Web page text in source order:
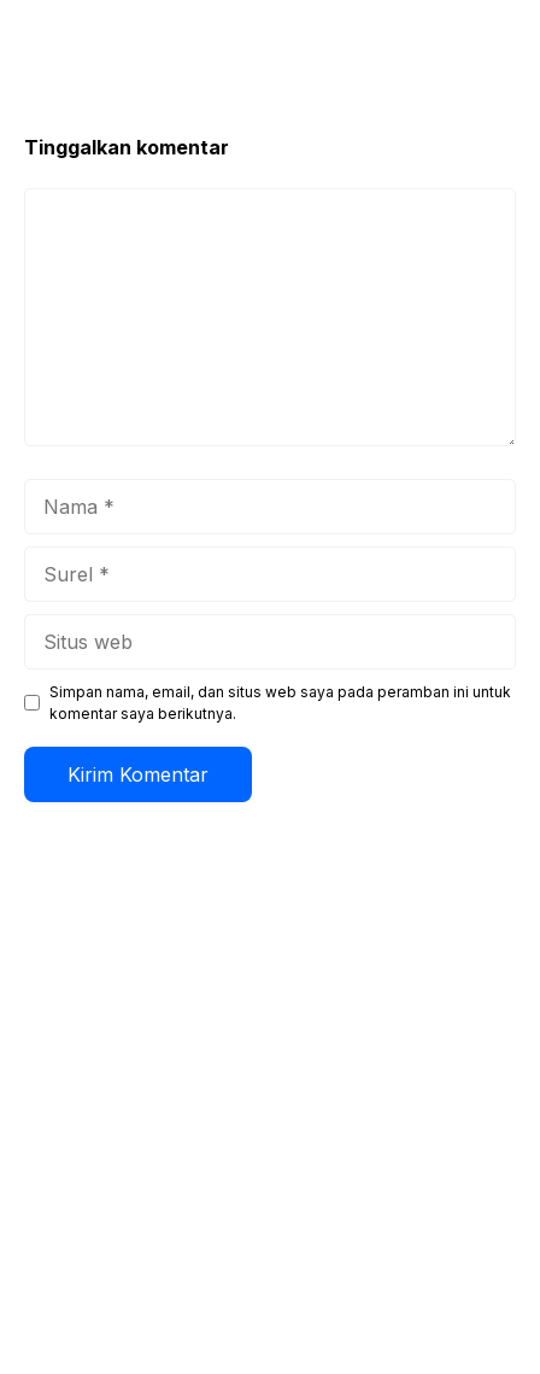
Tinggalkan komentar
Simpan nama, email, dan situs web saya pada peramban ini untuk
komentar saya berikutnya.